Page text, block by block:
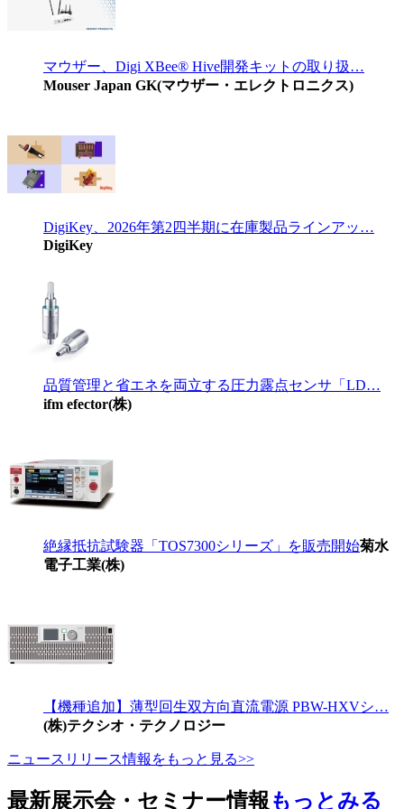
マウザー、Digi XBee® Hive開発キットの取り扱…
Mouser Japan GK(マウザー・エレクトロニクス)
DigiKey、2026年第2四半期に在庫製品ラインアッ…
DigiKey
品質管理と省エネを両立する圧力露点センサ「LD…
ifm efector(株)
絶縁抵抗試験器「TOS7300シリーズ」を販売開始菊水
電子工業(株)
【機種追加】薄型回生双方向直流電源 PBW-HXVシ…
(株)テクシオ・テクノロジー
ニュースリリース情報をもっと見る>>
最新展示会・セミナー情報もっとみる